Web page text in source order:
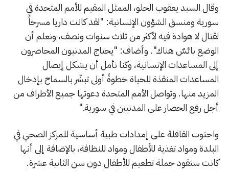
وقال السيد يعقوب الحلو، الممثل المقيم للأمم المتحدة في
سورية ومنسق الشؤون الإنسانية: "لقد كانت داريا مسرحاً
لقتال لا هوادة فيه لأكثر من ثلاث سنوات ونصف، ونعلم أن
الوضع بائسٌ هناك". وأضاف: "يحتاج المدنيون المحاصرون
إلى المساعدات الإنسانية، وكنا نأمل أن يشكل إيصال
المساعدات المنقذة للحياة خطوةً أولى تبشّر بالسماح بإدخال
المزيد منها. وتواصل الأمم المتحدة دعوتها جميع الأطراف من
أجل رفع الحصار على المدنيين في سورية."
واحتوت القافلة على إمدادات طبية أساسية للمركز الصحي في
البلدة ومواد تغذية للأطفال ومواد للنظافة، بالإضافة إلى أنها
كانت ستقود حملة تطعيم للأطفال دون سن الثانية عشرة.